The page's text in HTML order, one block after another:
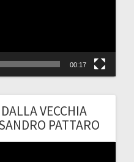
00:17
VECCHIA
PATTARO